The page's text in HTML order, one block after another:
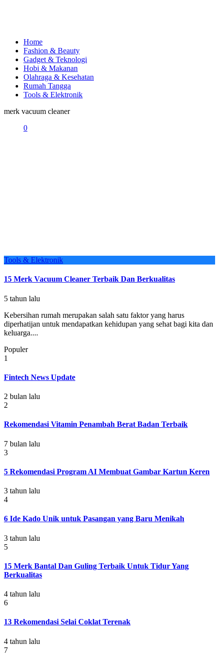
Home
Fashion & Beauty
Gadget & Teknologi
Hobi & Makanan
Olahraga & Kesehatan
Rumah Tangga
Tools & Elektronik
merk vacuum cleaner
0
Tools & Elektronik
15 Merk Vacuum Cleaner Terbaik Dan Berkualitas
5 tahun lalu
Kebersihan rumah merupakan salah satu faktor yang harus
diperhatijan untuk mendapatkan kehidupan yang sehat bagi kita dan
keluarga....
Populer
1
Fintech News Update
2 bulan lalu
2
Rekomendasi Vitamin Penambah Berat Badan Terbaik
7 bulan lalu
3
5 Rekomendasi Program AI Membuat Gambar Kartun Keren
3 tahun lalu
4
6 Ide Kado Unik untuk Pasangan yang Baru Menikah
3 tahun lalu
5
15 Merk Bantal Dan Guling Terbaik Untuk Tidur Yang
Berkualitas
4 tahun lalu
6
13 Rekomendasi Selai Coklat Terenak
4 tahun lalu
7